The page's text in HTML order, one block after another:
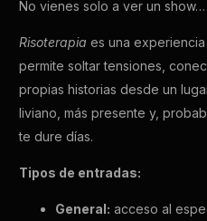
No vienes solo a ver un
Risoterapia es una
permite soltar tensiones,
propias historias desde un
liviano, más presente y,
te dure días.
Tipos de entradas:
General: acceso al